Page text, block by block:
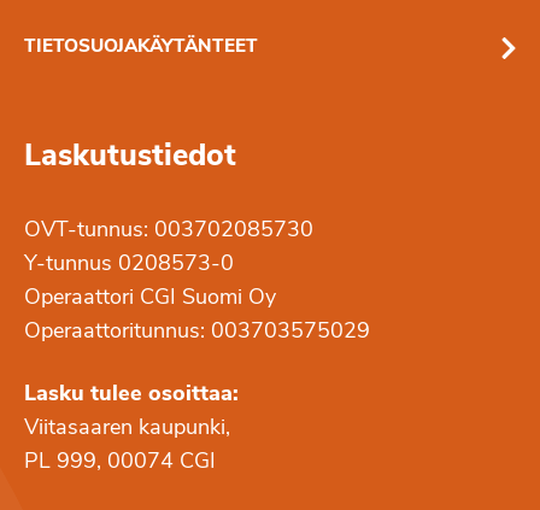
TIETOSUOJAKÄYTÄNTEET
Laskutustiedot
OVT-tunnus: 003702085730
Y-tunnus 0208573-0
Operaattori CGI Suomi Oy
Operaattoritunnus: 003703575029
Lasku tulee osoittaa:
Viitasaaren kaupunki,
PL 999, 00074 CGI